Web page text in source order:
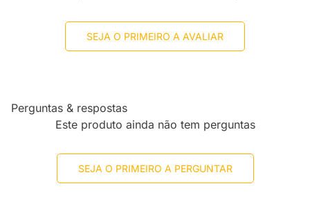
SEJA O PRIMEIRO A AVALIAR
Perguntas & respostas
Este produto ainda não tem perguntas
SEJA O PRIMEIRO A PERGUNTAR